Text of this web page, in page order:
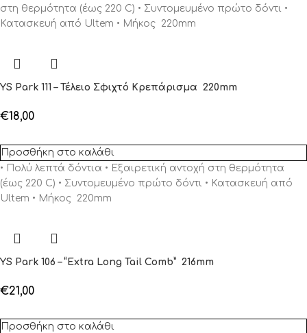
στη θερμότητα (έως 220 C) • Συντομευμένο πρώτο δόντι •
Κατασκευή από Ultem • Μήκος 220mm
YS Park 111 – Τέλειο Σφιχτό Κρεπάρισμα 220mm
€18,00
Προσθήκη στο καλάθι
• Πολύ λεπτά δόντια • Εξαιρετική αντοχή στη θερμότητα
(έως 220 C) • Συντομευμένο πρώτο δόντι • Κατασκευή από
Ultem • Μήκος 220mm
YS Park 106 – “Extra Long Tail Comb” 216mm
€21,00
Προσθήκη στο καλάθι